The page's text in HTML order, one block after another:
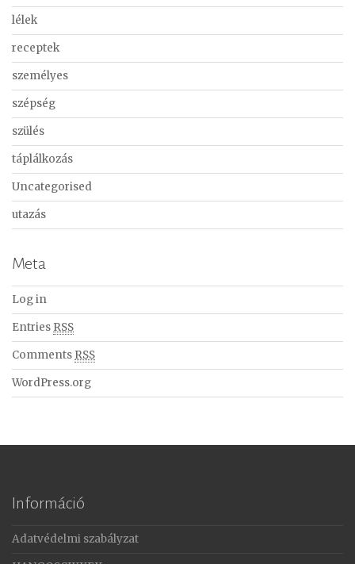
lélek
receptek
személyes
szépség
szülés
táplálkozás
Uncategorised
utazás
Meta
Log in
Entries RSS
Comments RSS
WordPress.org
Információ
Adatvédelmi szabályzat